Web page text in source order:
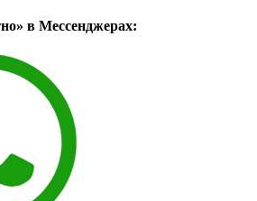
в Мессенджерах: